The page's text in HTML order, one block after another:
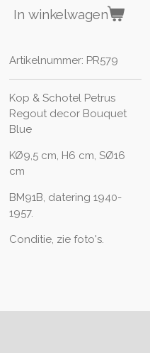
In winkelwagen
Artikelnummer: PR579
Kop & Schotel Petrus
Regout decor Bouquet
Blue
KØ9,5 cm, H6 cm, SØ16
cm
BM91B, datering 1940-
1957.
Conditie, zie foto's.